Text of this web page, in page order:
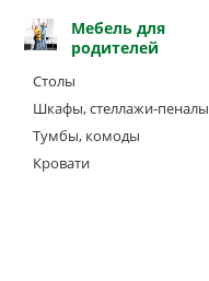
Мебель для
родителей
Столы
Шкафы, стеллажи-пеналы
Тумбы, комоды
Кровати